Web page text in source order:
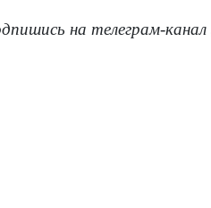
на телеграм-канал